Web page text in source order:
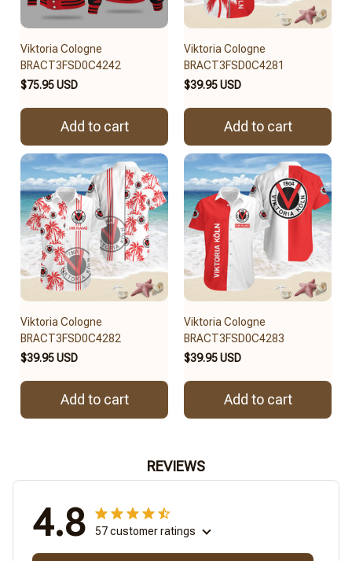
Viktoria Cologne
BRACT3FSD0C4242
$75.95 USD
Add to cart
Viktoria Cologne
BRACT3FSD0C4281
$39.95 USD
Add to cart
Viktoria Cologne
BRACT3FSD0C4282
$39.95 USD
Add to cart
Viktoria Cologne
BRACT3FSD0C4283
$39.95 USD
Add to cart
REVIEWS
4.8 57 customer ratings